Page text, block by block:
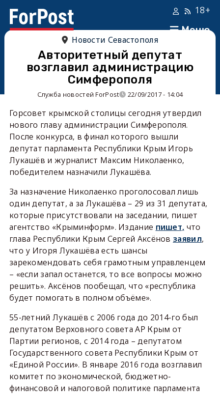
Меню
18+
Новости Севастополя
Авторитетный депутат
возглавил администрацию
Симферополя
Служба новостей ForPost 22/09/2017 - 14:04
Горсовет крымской столицы сегодня утвердил
нового главу администрации Симферополя.
После конкурса, в финал которого вышли
депутат парламента Республики Крым Игорь
Лукашёв и журналист Максим Николаенко,
победителем назначили Лукашёва.
За назначение Николаенко проголосовал лишь
один депутат, а за Лукашёва – 29 из 31 депутата,
которые присутствовали на заседании, пишет
агентство «Крыминформ». Издание пишет, что
глава Республики Крым Сергей Аксёнов заявил,
что у Игоря Лукашёва есть шансы
зарекомендовать себя грамотным управленцем
– «если запал останется, то все вопросы можно
решить». Аксёнов пообещал, что «республика
будет помогать в полном объёме».
55-летний Лукашёв с 2006 года до 2014-го был
депутатом Верховного совета АР Крым от
Партии регионов, с 2014 года – депутатом
Государственного совета Республики Крым от
«Единой России». В январе 2016 года возглавил
комитет по экономической, бюджетно-
финансовой и налоговой политике парламента